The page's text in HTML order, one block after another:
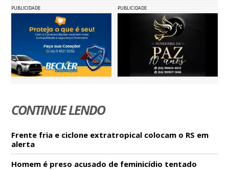
PUBLICIDADE PUBLICIDADE
CONTINUE LENDO
Frente fria e ciclone extratropical colocam o RS em
alerta
Homem é preso acusado de feminicídio tentado